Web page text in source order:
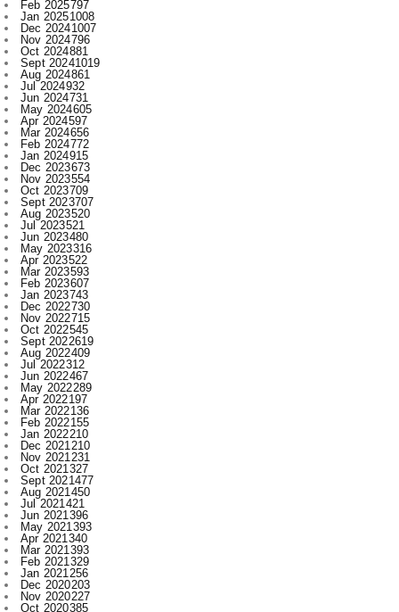
Sept 20241019
Aug 2024861
Jul 2024932
Jun 2024731
May 2024605
Apr 2024597
Mar 2024656
Feb 2024772
Jan 2024915
Dec 2023673
Nov 2023554
Oct 2023709
Sept 2023707
Aug 2023520
Jul 2023521
Jun 2023480
May 2023316
Apr 2023522
Mar 2023593
Feb 2023607
Jan 2023743
Dec 2022730
Nov 2022715
Oct 2022545
Sept 2022619
Aug 2022409
Jul 2022312
Jun 2022467
May 2022289
Apr 2022197
Mar 2022136
Feb 2022155
Jan 2022210
Dec 2021210
Nov 2021231
Oct 2021327
Sept 2021477
Aug 2021450
Jul 2021421
Jun 2021396
May 2021393
Apr 2021340
Mar 2021393
Feb 2021329
Jan 2021256
Dec 2020203
Nov 2020227
Oct 2020385
Sept 2020533
Aug 2020284
Jul 2020166
Jun 20201